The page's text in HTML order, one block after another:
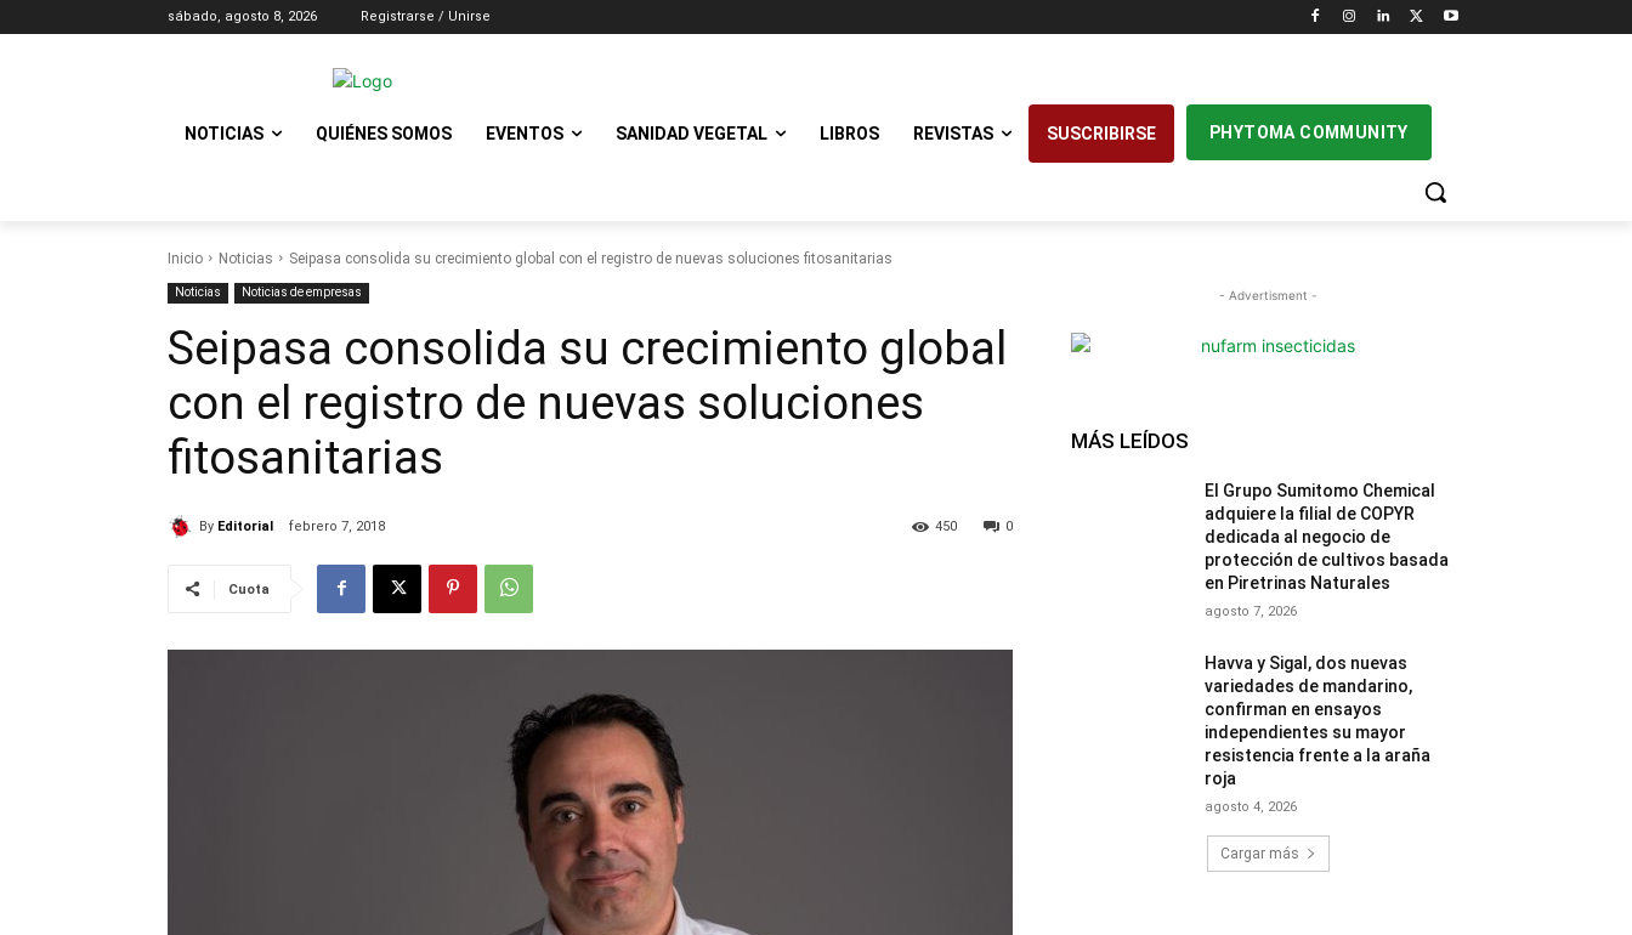
sábado, agosto 8, 2026 Registrarse / Unirse
NOTICIAS QUIÉNES SOMOS EVENTOS SANIDAD VEGETAL LIBROS REVISTAS SUSCRIBIRSE PHYTOMA COMMUNITY
Inicio Noticias Seipasa consolida su crecimiento global con el registro de nuevas soluciones fitosanitarias
Noticias Noticias de empresas
Seipasa consolida su crecimiento global
con el registro de nuevas soluciones
fitosanitarias
By Editorial febrero 7, 2018 0
450
Cuota
- Advertisment -
MÁS LEÍDOS
El Grupo Sumitomo Chemical
adquiere la filial de COPYR
dedicada al negocio de
protección de cultivos basada
en Piretrinas Naturales
agosto 7, 2026
Havva y Sigal, dos nuevas
variedades de mandarino,
confirman en ensayos
independientes su mayor
resistencia frente a la araña
roja
agosto 4, 2026
Cargar más